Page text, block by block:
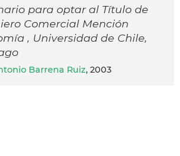
para optar al Título de
Comercial Mención
, Universidad de Chile,
Barrena Ruiz, 2003